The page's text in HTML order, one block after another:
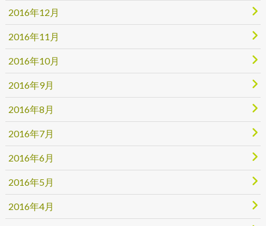
2016年12月
2016年11月
2016年10月
2016年9月
2016年8月
2016年7月
2016年6月
2016年5月
2016年4月